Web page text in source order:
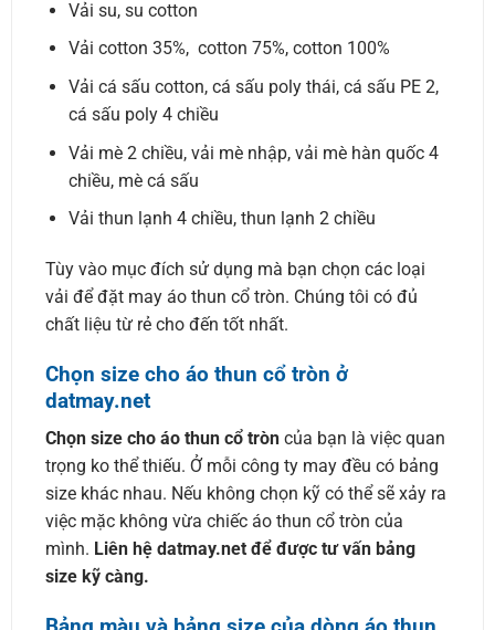
Vải su, su cotton
Vải cotton 35%, cotton 75%, cotton 100%
Vải cá sấu cotton, cá sấu poly thái, cá sấu PE 2,
cá sấu poly 4 chiều
Vải mè 2 chiều, vải mè nhập, vải mè hàn quốc 4
chiều, mè cá sấu
Vải thun lạnh 4 chiều, thun lạnh 2 chiều
Tùy vào mục đích sử dụng mà bạn chọn các loại
vải để đặt may áo thun cổ tròn. Chúng tôi có đủ
chất liệu từ rẻ cho đến tốt nhất.
Chọn size cho áo thun cổ tròn ở
datmay.net
Chọn size cho áo thun cổ tròn của bạn là việc quan
trọng ko thể thiếu. Ở mỗi công ty may đều có bảng
size khác nhau. Nếu không chọn kỹ có thể sẽ xảy ra
việc mặc không vừa chiếc áo thun cổ tròn của
mình. Liên hệ datmay.net để được tư vấn bảng
size kỹ càng.